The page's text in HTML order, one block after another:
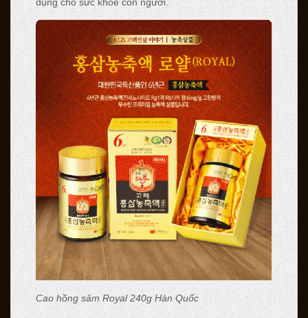
Cao hồng sâm Royal 240g Hàn Quốc